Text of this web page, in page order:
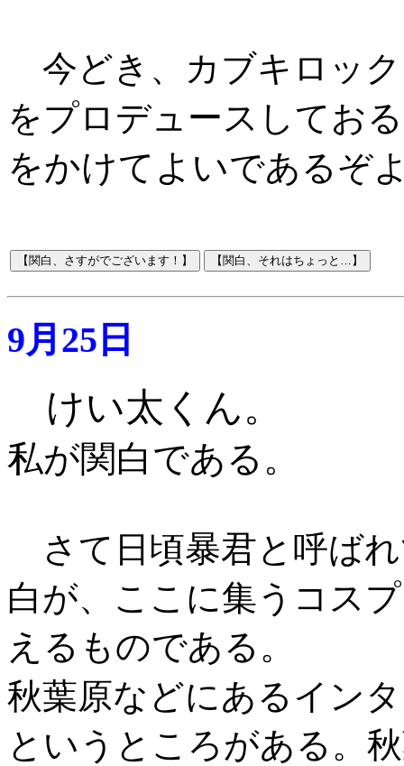
今どき、カブキロッ
をプロデュースしてお
をかけてよいであるぞ
9月25日
けい太くん。
私が関白である。
さて日頃暴君と呼ば
白が、ここに集うコス
えるものである。
秋葉原などにあるイン
というところがある。